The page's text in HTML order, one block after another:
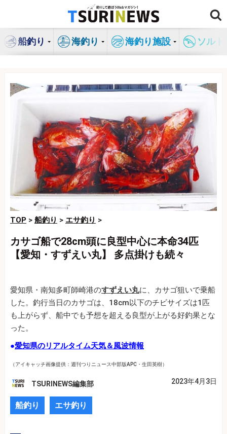
ン
船釣り 海釣り 海釣り施設 ソル
TOP > 船釣り > エサ釣り >
カサゴ船で28cm頭に良型中心に本命34匹
【愛知・すずえい丸】 多点掛けも続々
愛知県・南知多町師崎港のすずえい丸に、カサゴ狙いで乗船
した。釣行当日のカサゴは、18cm以下のチビサイズは1匹
も上がらず、船中でも予想を超える良型が上がる好釣果とな
った。
●愛知県のリアルタイム天気＆風波情報
（アイキャッチ画像提供：週刊つりニュース中部版APC・生田英樹）
TSURINEWS編集部 2023年4月3日
船釣り エサ釣り